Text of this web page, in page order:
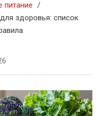
питание
здоровья: список